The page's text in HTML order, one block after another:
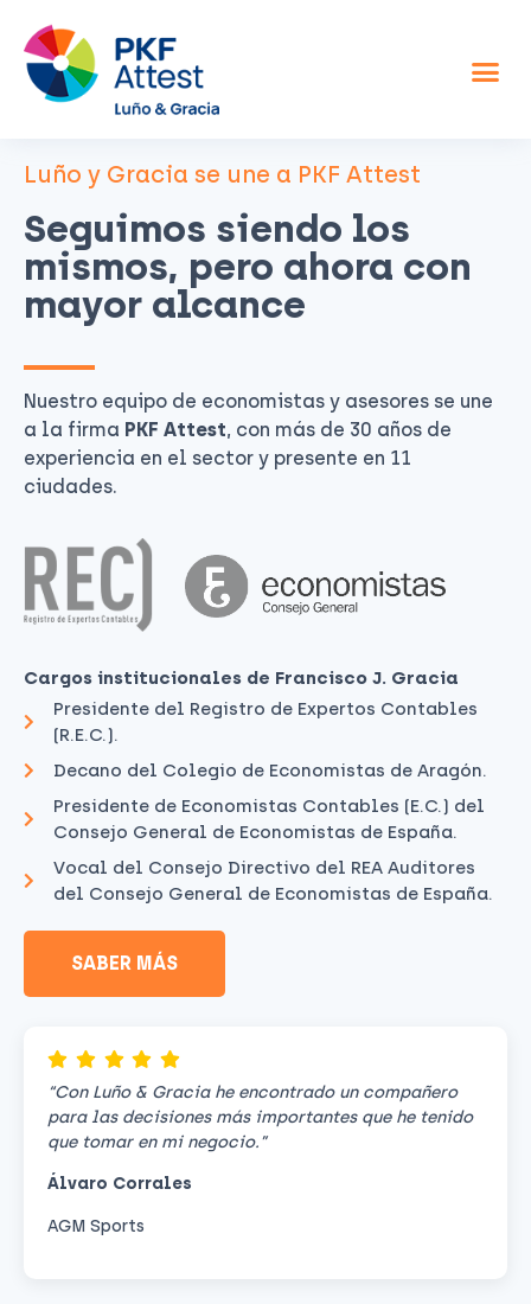
Luño y Gracia se une a PKF Attest
Seguimos siendo los
mismos, pero ahora con
mayor alcance
Nuestro equipo de economistas y asesores se une
a la firma PKF Attest, con más de 30 años de
experiencia en el sector y presente en 11
ciudades.
Cargos institucionales de Francisco J. Gracia
Presidente del Registro de Expertos Contables
(R.E.C.).
Decano del Colegio de Economistas de Aragón.
Presidente de Economistas Contables (E.C.) del
Consejo General de Economistas de España.
Vocal del Consejo Directivo del REA Auditores
del Consejo General de Economistas de España.
SABER MÁS
“Con Luño & Gracia he encontrado un compañero
para las decisiones más importantes que he tenido
que tomar en mi negocio.”
Álvaro Corrales
AGM Sports